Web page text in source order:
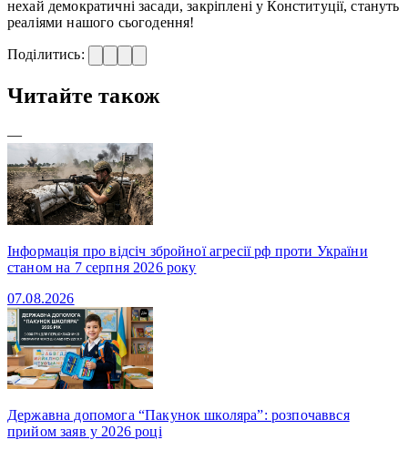
нехай демократичні засади, закріплені у Конституції, стануть
реаліями нашого сьогодення!
Поділитись:
Читайте також
—
Інформація про відсіч збройної агресії рф проти України
станом на 7 серпня 2026 року
07.08.2026
Державна допомога “Пакунок школяра”: розпочаввся
прийом заяв у 2026 році